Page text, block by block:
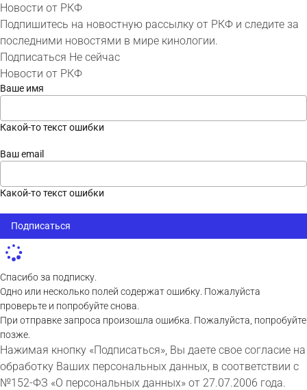
Новости от РКФ
Подпишитесь на новостную рассылку от РКФ и следите за
последними новостями в мире кинологии.
Подписаться Не сейчас
Новости от РКФ
Ваше имя
Какой-то текст ошибки
Ваш email
Какой-то текст ошибки
Подписаться
Спасибо за подписку.
Одно или несколько полей содержат ошибку. Пожалуйста
проверьте и попробуйте снова.
При отправке запроса произошла ошибка. Пожалуйста, попробуйте
позже.
Нажимая кнопку «Подписаться», Вы даете свое согласие на
обработку Ваших персональных данных, в соответствии с
№152-ФЗ «О персональных данных» от 27.07.2006 года.